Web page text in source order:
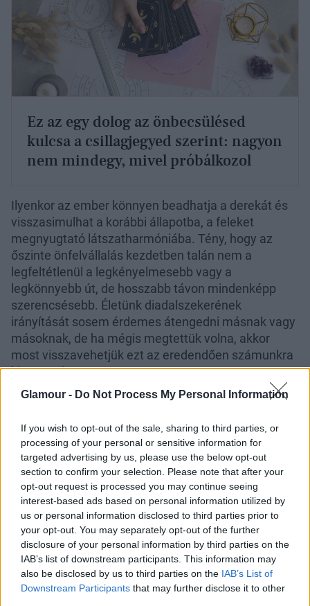
Glamour - Do Not Process My Personal Information
If you wish to opt-out of the sale, sharing to third parties, or
processing of your personal or sensitive information for
targeted advertising by us, please use the below opt-out
section to confirm your selection. Please note that after your
opt-out request is processed you may continue seeing
interest-based ads based on personal information utilized by
us or personal information disclosed to third parties prior to
your opt-out. You may separately opt-out of the further
disclosure of your personal information by third parties on the
IAB’s list of downstream participants. This information may
also be disclosed by us to third parties on the IAB’s List of
Downstream Participants that may further disclose it to other
Ez az egy dolog az önbecsülésed
kulcsa a csillagjegyed szerint: nagyon
nem mindegy, mivel próbálkozol
Ilyenkor az ember könnyen beadhatja a derekát és
visszasimulhat a korábbi állapotba, a feleket
megnyugtató látszatharmóniába. Tény, hogy az
őszinte önfelvállalás kezdetben talán nem a
legfeltétlenül a legkényelmesebb vagy a
legkönnyebb út, de hosszabb távon mindenképp
szerencsésebb. Életünk diadalszekerének
irányítását sosem érdemes átengedni másnak vagy
másoknak, de ha mégis megtettük volna, akkor
most visszavehetjük ezt az eredendően számunkra
kiosztott jogot.
Többnyári kaland
Ahogyan akorábbi írásaimbanis utaltam rá: a
mostani választásaink, elköteleződéseink,
önfelvállalásaink nem csupán röpke hetekre vagy
hónapra szólnak. Hosszabb távra alapozhatjuk meg
az előttünk álló jövőt. Járulékos tapasztalatként az
idő múlásával való szembesülésre is számíthatunk,
ami segíthet abban, hogy komolyan vegyük az
aktuális lehetőségeket. Még épp csak
belekóstoltunk a nyárba, de már közeledik a
csúcspont, a legnagyobb teljesség ünnepe, amely
után lassan fogyni kezdenek a nappalok.